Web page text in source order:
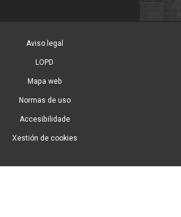
Aviso legal
LOPD
Mapa web
Normas de uso
Accesibilidade
Xestión de cookies